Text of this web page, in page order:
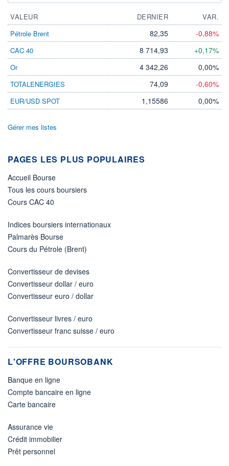
VALEUR DERNIER
VAR.
Pétrole Brent
82,35 -0,88%
CAC 40 8 714,93 +0,17%
Or 4 342,26 0,00%
TOTALENERGIES 74,09 -0,60%
EUR/USD SPOT 1,15586 0,00%
Gérer mes listes
PAGES LES PLUS POPULAIRES
Accueil Bourse
Tous les cours boursiers
Cours CAC 40
Indices boursiers internationaux
Palmarès Bourse
Cours du Pétrole (Brent)
Convertisseur de devises
Convertisseur dollar / euro
Convertisseur euro / dollar
Convertisseur livres / euro
Convertisseur franc suisse / euro
L'OFFRE BOURSOBANK
Banque en ligne
Compte bancaire en ligne
Carte bancaire
Assurance vie
Crédit immobilier
Prêt personnel